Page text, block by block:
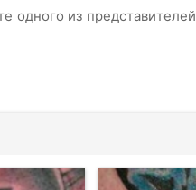
одного из представителей